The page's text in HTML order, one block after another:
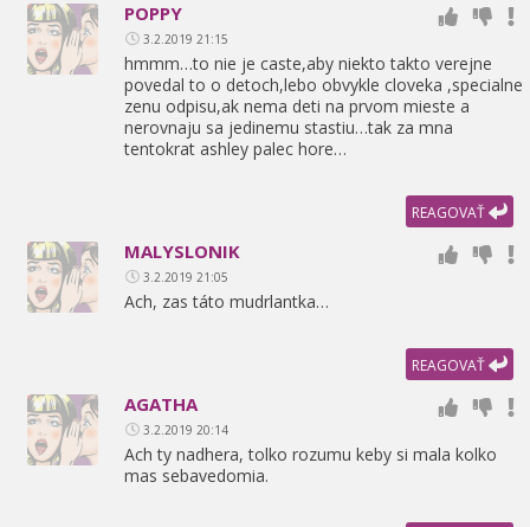
POPPY
3.2.2019 21:15
hmmm…to nie je caste,aby niekto takto verejne
povedal to o detoch,lebo obvykle cloveka ,specialne
zenu odpisu,ak nema deti na prvom mieste a
nerovnaju sa jedinemu stastiu…tak za mna
tentokrat ashley palec hore…
REAGOVAŤ
MALYSLONIK
3.2.2019 21:05
Ach, zas táto mudrlantka…
REAGOVAŤ
AGATHA
3.2.2019 20:14
Ach ty nadhera, tolko rozumu keby si mala kolko
mas sebavedomia.